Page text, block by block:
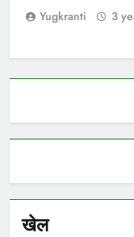
Yugkranti 3
खेल